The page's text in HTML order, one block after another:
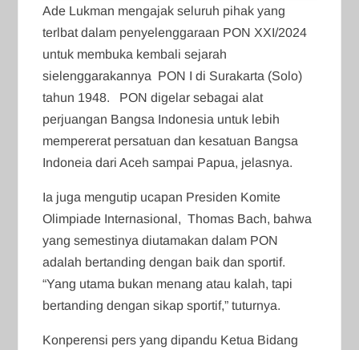
Ade Lukman mengajak seluruh pihak yang
terlbat dalam penyelenggaraan PON XXI/2024
untuk membuka kembali sejarah
sielenggarakannya PON I di Surakarta (Solo)
tahun 1948. PON digelar sebagai alat
perjuangan Bangsa Indonesia untuk lebih
mempererat persatuan dan kesatuan Bangsa
Indoneia dari Aceh sampai Papua, jelasnya.
Ia juga mengutip ucapan Presiden Komite
Olimpiade Internasional, Thomas Bach, bahwa
yang semestinya diutamakan dalam PON
adalah bertanding dengan baik dan sportif.
“Yang utama bukan menang atau kalah, tapi
bertanding dengan sikap sportif,” tuturnya.
Konperensi pers yang dipandu Ketua Bidang